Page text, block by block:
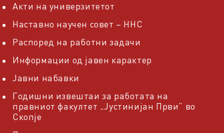
Акти на универзитетот
Наставно научен совет – ННС
Распоред на работни задачи
Информации од јавен карактер
Јавни набавки
Годишни извештаи за работата на
правниот факултет „Јустинијан Први“ во
Скопје